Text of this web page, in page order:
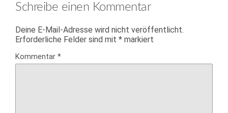
Schreibe einen Kommentar
Deine E-Mail-Adresse wird nicht veröffentlicht.
Erforderliche Felder sind mit * markiert
Kommentar *